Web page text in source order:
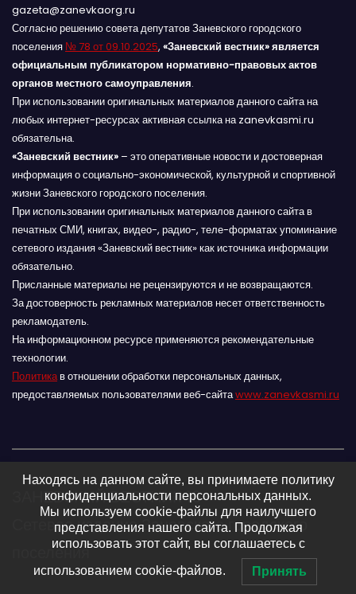
gazeta@zanevkaorg.ru
Согласно решению совета депутатов Заневского городского
поселения № 78 от 09.10.2025, «Заневский вестник» является
официальным публикатором нормативно-правовых актов
органов местного самоуправления.
При использовании оригинальных материалов данного сайта на
любых интернет-ресурсах активная ссылка на zanevkasmi.ru
обязательна.
«Заневский вестник» – это оперативные новости и достоверная
информация о социально-экономической, культурной и спортивной
жизни Заневского городского поселения.
При использовании оригинальных материалов данного сайта в
печатных СМИ, книгах, видео-, радио-, теле-форматах упоминание
сетевого издания «Заневский вестник» как источника информации
обязательно.
Присланные материалы не рецензируются и не возвращаются.
За достоверность рекламных материалов несет ответственность
рекламодатель.
На информационном ресурсе применяются рекомендательные
технологии.
Политикав отношении обработки персональных данных,
предоставляемых пользователями веб-сайтаwww.zanevkasmi.ru
ЗАНЕВСКИЙ ВЕСТНИК 16+
Сетевое издание Заневского городского
поселения
Находясь на данном сайте, вы принимаете политику
конфиденциальности персональных данных.
Мы используем cookie-файлы для наилучшего
представления нашего сайта. Продолжая
использовать этот сайт, вы соглашаетесь с
использованием cookie-файлов. Принять